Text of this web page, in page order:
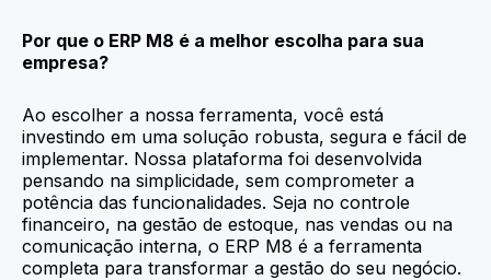
Por que o ERP M8 é a melhor escolha para sua
empresa?
Ao escolher a nossa ferramenta, você está
investindo em uma solução robusta, segura e fácil de
implementar. Nossa plataforma foi desenvolvida
pensando na simplicidade, sem comprometer a
potência das funcionalidades. Seja no controle
financeiro, na gestão de estoque, nas vendas ou na
comunicação interna, o ERP M8 é a ferramenta
completa para transformar a gestão do seu negócio.